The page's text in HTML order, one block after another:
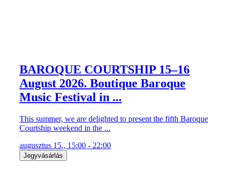
BAROQUE COURTSHIP 15–16
August 2026. Boutique Baroque
Music Festival in ...
This summer, we are delighted to present the fifth Baroque
Courtship weekend in the ...
augusztus 15., 15:00 - 22:00
Jegyvásárlás